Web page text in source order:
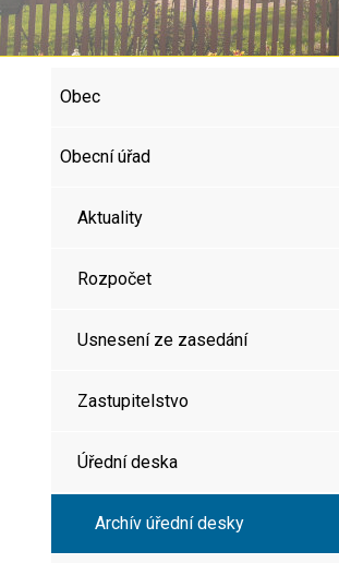
Obec
Obecní úřad
Aktuality
Rozpočet
Usnesení ze zasedání
Zastupitelstvo
Úřední deska
Archív úřední desky